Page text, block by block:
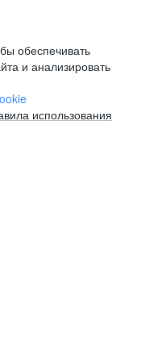
обеспечивать
и анализировать
использования